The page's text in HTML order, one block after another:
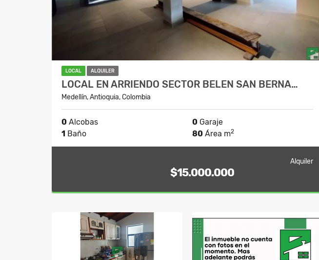
LOCAL ALQUILER
LOCAL EN ARRIENDO SECTOR BELEN SAN BERNA…
Medellín, Antioquia, Colombia
0 Alcobas 0 Garaje
1 Baño 80 Área m2
Alquiler
$15.000.000